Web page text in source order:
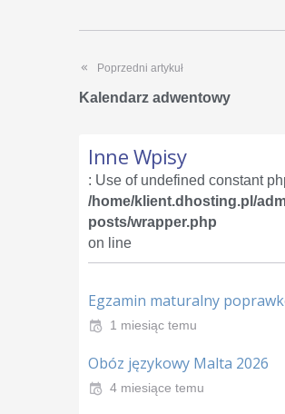
Poprzedni artykuł
Kalendarz adwentowy
Inne Wpisy
: Use of undefined constant
/home/klient.dhosting.pl/
posts/wrapper.php
on line
Egzamin maturalny
1 miesiąc temu
Obóz językowy Malta 2026
4 miesiące temu